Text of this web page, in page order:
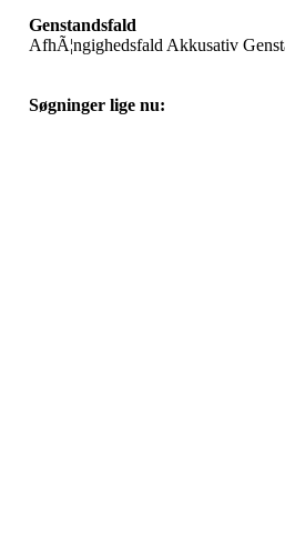
Genstandsfald
AfhÃ¦ngighedsfald Akkusativ
Søgninger lige nu: